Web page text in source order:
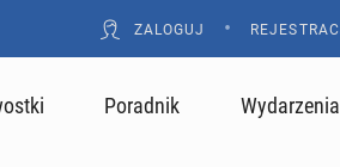
ZALOGUJ •
Poradnik Wydarzenia